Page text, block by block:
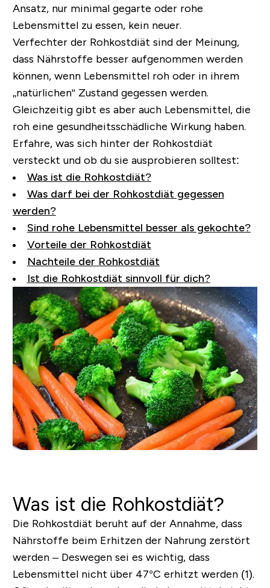
Ansatz, nur minimal gegarte oder rohe
Lebensmittel zu essen, kein neuer.
Verfechter der Rohkostdiät sind der Meinung,
dass Nährstoffe besser aufgenommen werden
können, wenn Lebensmittel roh oder in ihrem
„natürlichen“ Zustand gegessen werden.
Gleichzeitig gibt es aber auch Lebensmittel, die
roh eine gesundheitsschädliche Wirkung haben.
Erfahre, was sich hinter der Rohkostdiät
versteckt und ob du sie ausprobieren solltest:
Was ist die Rohkostdiät?
Was darf bei der Rohkostdiät gegessen
werden?
Sind rohe Lebensmittel besser als gekochte?
Vorteile der Rohkostdiät
Nachteile der Rohkostdiät
Ist die Rohkostdiät sinnvoll für dich?
Was ist die Rohkostdiät?
Die Rohkostdiät beruht auf der Annahme, dass
Nährstoffe beim Erhitzen der Nahrung zerstört
werden – Deswegen sei es wichtig, dass
Lebensmittel nicht über 47°C erhitzt werden (1).